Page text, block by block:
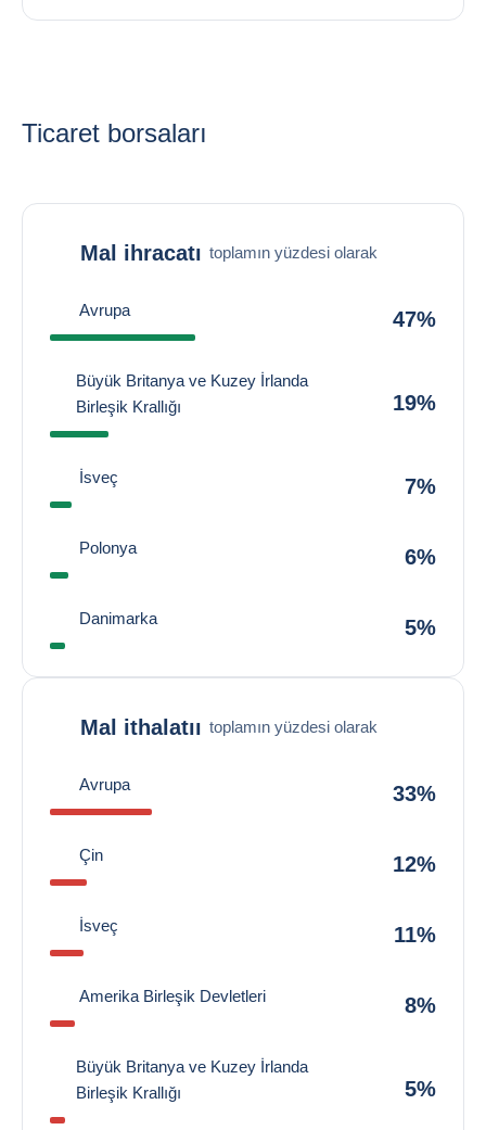
Ticaret borsaları
Mal ihracatı toplamın yüzdesi olarak
Avrupa 47%
Büyük Britanya ve Kuzey İrlanda
Birleşik Krallığı
19%
İsveç 7%
Polonya 6%
Danimarka 5%
Mal ithalatıı toplamın yüzdesi olarak
Avrupa 33%
Çin 12%
İsveç 11%
Amerika Birleşik Devletleri 8%
Büyük Britanya ve Kuzey İrlanda
Birleşik Krallığı
5%